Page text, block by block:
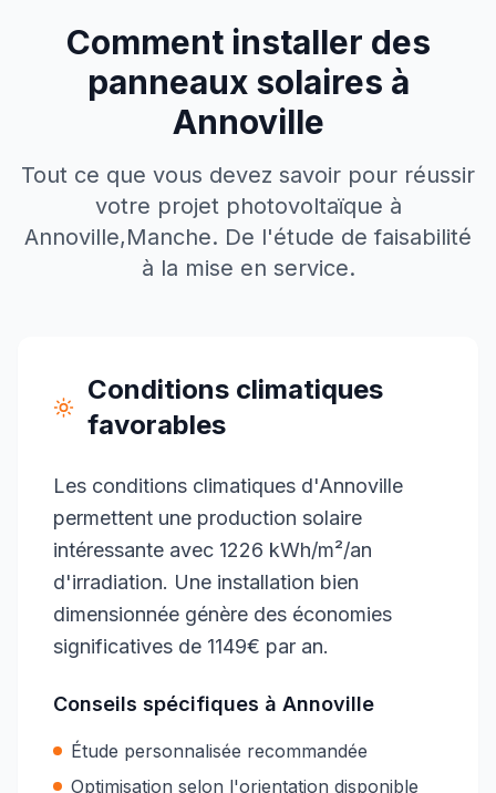
Comment installer des
panneaux solaires à
Annoville
Tout ce que vous devez savoir pour réussir
votre projet photovoltaïque à
Annoville,Manche. De l'étude de faisabilité
à la mise en service.
Conditions climatiques
favorables
Les conditions climatiques d'Annoville
permettent une production solaire
intéressante avec 1226 kWh/m²/an
d'irradiation. Une installation bien
dimensionnée génère des économies
significatives de 1149€ par an.
Conseils spécifiques à Annoville
Étude personnalisée recommandée
Optimisation selon l'orientation disponible